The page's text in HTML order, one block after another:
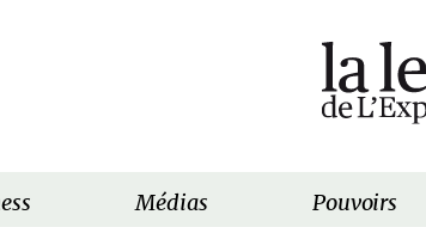
Médias Pouvoirs